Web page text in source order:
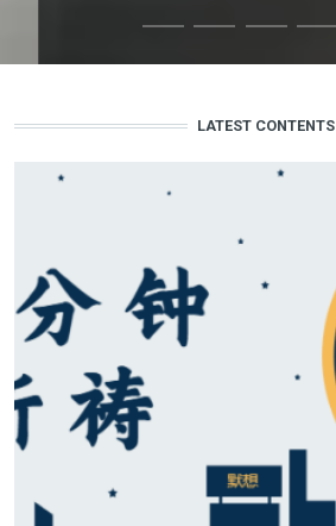
LATEST CONTENTS